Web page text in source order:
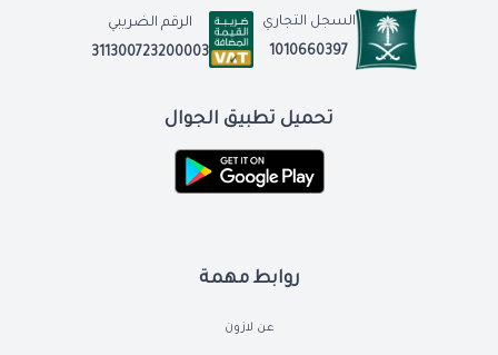
روابط مهمة
عن لازون
السجل التجاري
1010660397
الرقم الضريبي
311300723200003
تحميل تطبيق الجوال